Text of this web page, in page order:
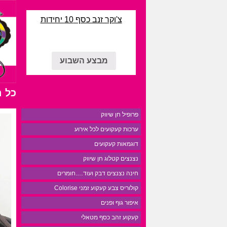
צ'וקר זנב כסף 10 יחידות
מבצע השבוע
כל
פרופיל חן שיווק
ערכות קעקועים לכל אירוע
דוגמאות קעקועים
נצנצים קטלוג חן שיווק
חינה נצנצים דבק ועוד….חומרים
קולוריס צבע קעקוע זמני Colorise
איפור גוף ופנים
קעקוע זהב כסף מטאלי